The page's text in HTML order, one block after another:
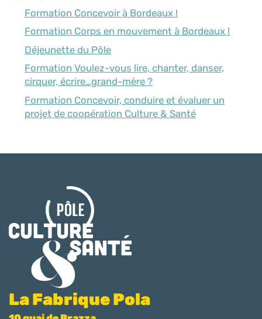
Formation Concevoir à Bordeaux !
Formation Corps en mouvement à Bordeaux !
Déjeunette du Pôle
Formation Voulez-vous lire, chanter, danser,
cirquer, écrire…grand-mère ?
Formation Concevoir, conduire et évaluer un
projet de coopération Culture & Santé
La Fabrique Pola